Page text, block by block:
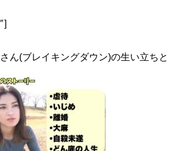
ん(ブレイキングダウン)の生い立ちと